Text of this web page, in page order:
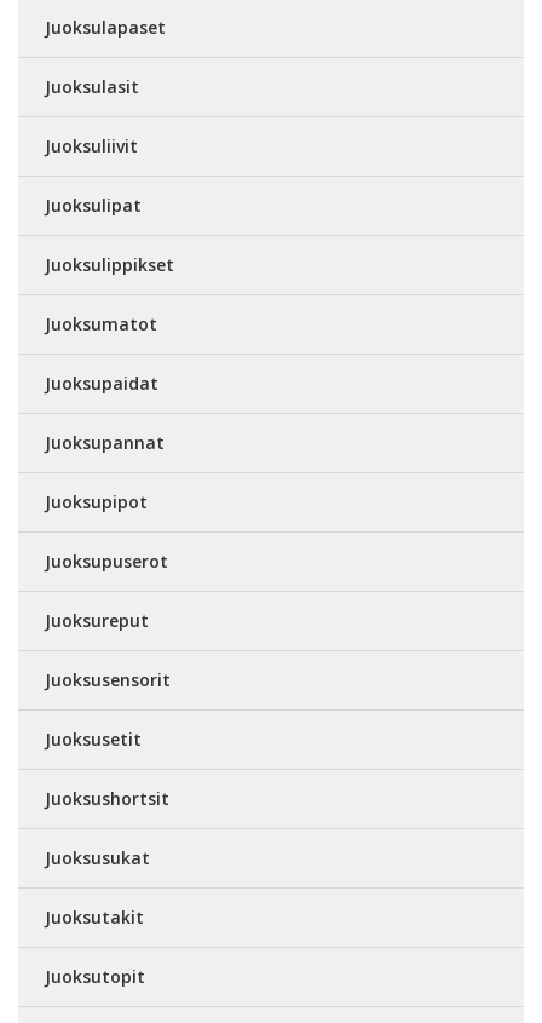
Juoksulapaset
Juoksulasit
Juoksuliivit
Juoksulipat
Juoksulippikset
Juoksumatot
Juoksupaidat
Juoksupannat
Juoksupipot
Juoksupuserot
Juoksureput
Juoksusensorit
Juoksusetit
Juoksushortsit
Juoksusukat
Juoksutakit
Juoksutopit